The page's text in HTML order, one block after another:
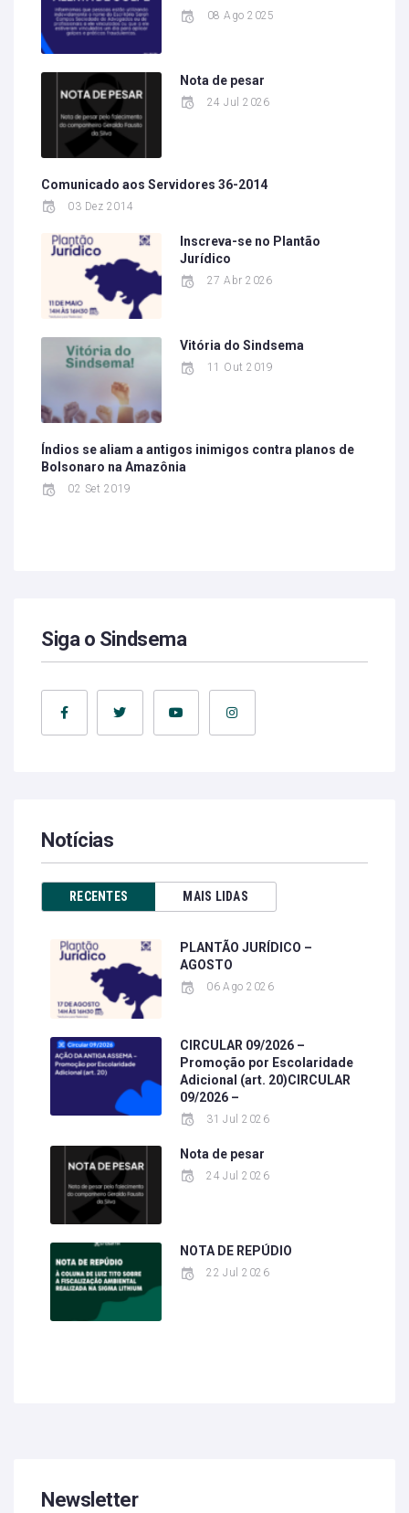
08 Ago 2025
Nota de pesar
24 Jul 2026
Comunicado aos Servidores 36-2014
03 Dez 2014
Inscreva-se no Plantão
Jurídico
27 Abr 2026
Vitória do Sindsema
11 Out 2019
Índios se aliam a antigos inimigos contra planos de
Bolsonaro na Amazônia
02 Set 2019
Siga o Sindsema
Notícias
RECENTES MAIS LIDAS
PLANTÃO JURÍDICO –
AGOSTO
06 Ago 2026
CIRCULAR 09/2026 –
Promoção por Escolaridade
Adicional (art. 20)CIRCULAR
09/2026 –
31 Jul 2026
Nota de pesar
24 Jul 2026
NOTA DE REPÚDIO
22 Jul 2026
Newsletter